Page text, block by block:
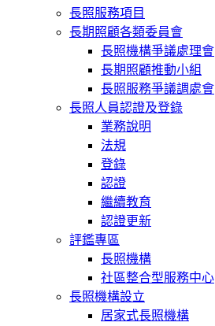
長照服務項目
長期照顧各類委員會
長照機構爭議處理會
長期照顧推動小組
長照服務爭議調處會
長照人員認證及登錄
業務說明
法規
登錄
認證
繼續教育
認證更新
評鑑專區
長照機構
社區整合型服務中心
長照機構設立
居家式長照機構